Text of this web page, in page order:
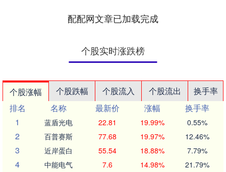
配配网文章已加载完成
个股实时涨跌榜
个股涨幅 个股跌幅 个股流入 个股流出
换手率
排名
名称 最新价 涨幅
换手率
1
蓝盾光电 22.81 19.99% 0.55%
2 百普赛斯 77.68 19.97% 12.46%
3 近岸蛋白 55.54 18.88% 7.79%
4 中能电气 7.6 14.98% 21.79%